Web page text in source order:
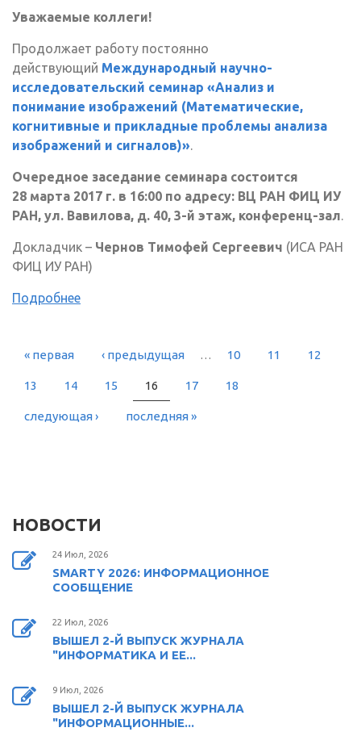
Уважаемые коллеги!
Продолжает работу постоянно
действующий Международный научно-
исследовательский семинар «Анализ и
понимание изображений (Математические,
когнитивные и прикладные проблемы анализа
изображений и сигналов)».
Очередное заседание семинара состоится
28 марта 2017 г. в 16:00 по адресу: ВЦ РАН ФИЦ ИУ
РАН, ул. Вавилова, д. 40, 3-й этаж, конференц-зал.
Докладчик – Чернов Тимофей Сергеевич (ИСА РАН
ФИЦ ИУ РАН)
Подробнее
СТРАНИЦЫ
« первая ‹ предыдущая … 10 11 12
13 14 15 16 17 18
следующая › последняя »
НОВОСТИ
24 Июл, 2026
SMARTY 2026: ИНФОРМАЦИОННОЕ
СООБЩЕНИЕ
22 Июл, 2026
ВЫШЕЛ 2-Й ВЫПУСК ЖУРНАЛА
"ИНФОРМАТИКА И ЕЕ...
9 Июл, 2026
ВЫШЕЛ 2-Й ВЫПУСК ЖУРНАЛА
"ИНФОРМАЦИОННЫЕ...